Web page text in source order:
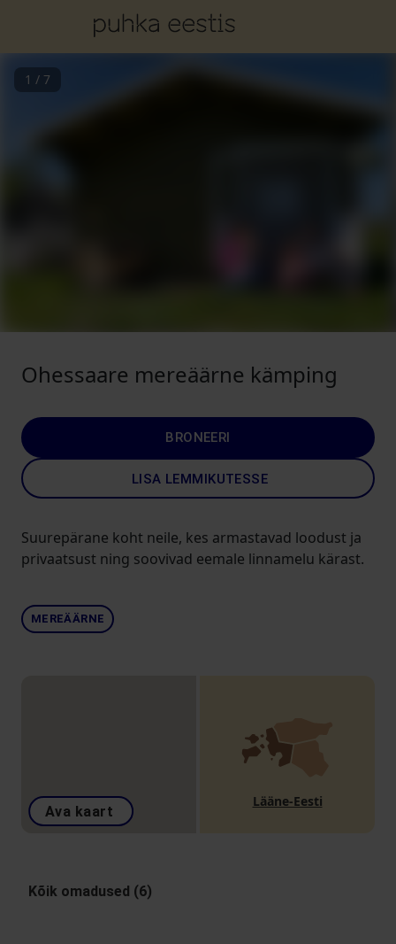
1 / 7
Ohessaare mereäärne kämping
BRONEERI
LISA LEMMIKUTESSE
Suurepärane koht neile, kes armastavad loodust ja
privaatsust ning soovivad eemale linnamelu kärast.
MEREÄÄRNE
Ava kaart
Lääne-Eesti
Kõik omadused (6)